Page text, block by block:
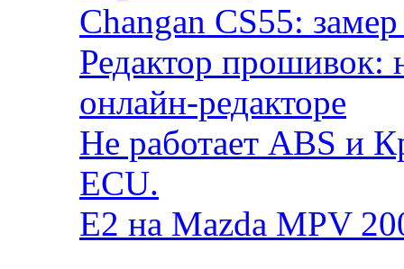
Changan CS55:
Редактор прошивок:
онлайн-редакторе
Не работает ABS и
ECU.
E2 на Mazda MPV